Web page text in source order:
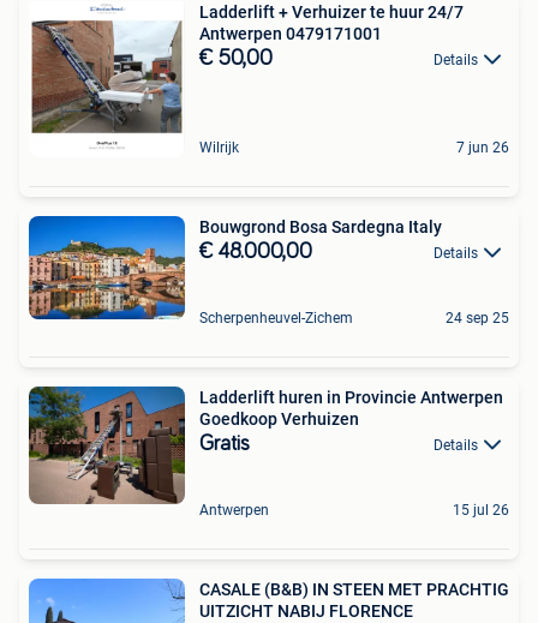
Ladderlift + Verhuizer te huur 24/7
Antwerpen 0479171001
€ 50,00 Details
Wilrijk 7 jun 26
Bouwgrond Bosa Sardegna Italy
€ 48.000,00 Details
Scherpenheuvel-Zichem 24 sep 25
Ladderlift huren in Provincie Antwerpen
Goedkoop Verhuizen
Gratis Details
Antwerpen 15 jul 26
CASALE (B&B) IN STEEN MET PRACHTIG
UITZICHT NABIJ FLORENCE